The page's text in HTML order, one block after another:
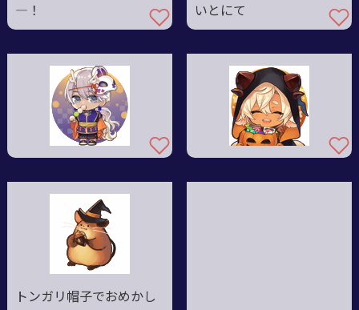
―！
いとにて
トンガリ帽子でおめかし